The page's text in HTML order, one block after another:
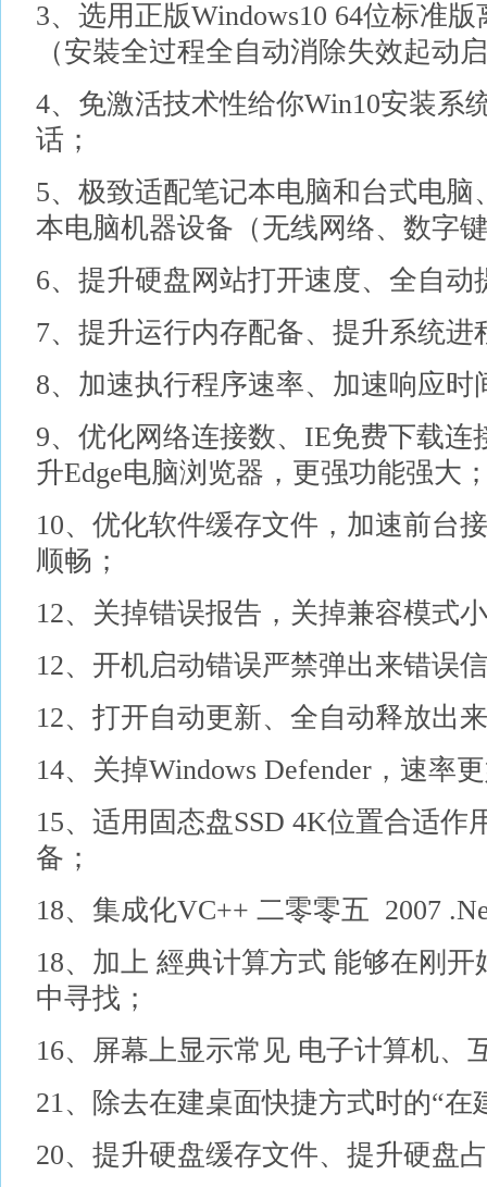
3、选用正版Windows10 64位标准
（安裝全过程全自动消除失效起动
4、免激活技术性给你Win10安装系
话；
5、极致适配笔记本电脑和台式电
本电脑机器设备（无线网络、数字
6、提升硬盘网站打开速度、全自动
7、提升运行内存配备、提升系统进
8、加速执行程序速率、加速响应时
9、优化网络连接数、IE免费下载
升Edge电脑浏览器，更强功能强大
10、优化软件缓存文件，加速前台
顺畅；
12、关掉错误报告，关掉兼容模式
12、开机启动错误严禁弹出来错误
12、打开自动更新、全自动释放出
14、关掉Windows Defender，速率
15、适用固态盘SSD 4K位置合适
备；
18、集成化VC++ 二零零五 2007
18、加上 經典计算方式 能够在
中寻找；
16、屏幕上显示常见 电子计算机、
21、除去在建桌面快捷方式时的“
20、提升硬盘缓存文件、提升硬盘